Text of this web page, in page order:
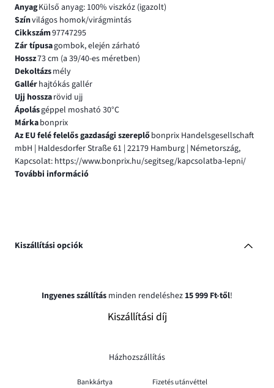
AnyagKülső anyag: 100% viszkóz (igazolt)
Színvilágos homok/virágmintás
Cikkszám97747295
Zár típusagombok, elején zárható
Hossz73 cm (a 39/40-es méretben)
Dekoltázsmély
Gallérhajtókás gallér
Ujj hosszarövid ujj
Ápolásgéppel mosható 30°C
Márkabonprix
Az EU felé felelős gazdasági szereplőbonprix Handelsgesellschaft
mbH | Haldesdorfer Straße 61 | 22179 Hamburg | Németország,
Kapcsolat: https://www.bonprix.hu/segitseg/kapcsolatba-lepni/
További információ
Kiszállítási opciók
Ingyenes szállítás minden rendeléshez 15 999 Ft-től!
Kiszállítási díj
Házhozszállítás
Bankkártya Fizetés utánvéttel